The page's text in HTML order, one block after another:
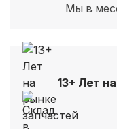
Мы в
13+ Лет